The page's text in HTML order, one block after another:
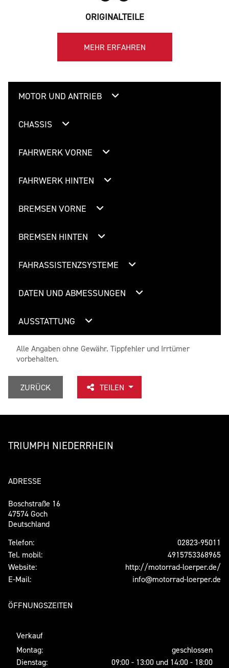
ORIGINALTEILE
MEHR ERFAHREN
MOTOR UND ANTRIEB
CHASSIS
FAHRWERK VORNE
FAHRWERK HINTEN
BREMSEN VORNE
BREMSEN HINTEN
FAHRASSISTENZSYSTEME
DATEN UND ABMESSUNGEN
AUSSTATTUNG
Alle Angaben ohne Gewähr. Tippfehler und Irrtümer
vorbehalten.
ZURÜCK TEILEN
TRIUMPH NIEDERRHEIN
ADRESSE
Boschstraße 16
47574 Goch
Deutschland
Telefon:
02823-95011
Tel. mobil:
4915753368965
Website:
http://motorrad-loerper.de/
E-Mail:
info@motorrad-loerper.de
ÖFFNUNGSZEITEN
Verkauf
Montag:
geschlossen
Dienstag:
09:00 - 13:00 und 14:00 - 18:00